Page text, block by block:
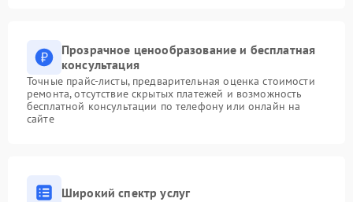
Прозрачное ценообразование и бесплатная
консультация
Точные прайс-листы, предварительная оценка стоимости
ремонта, отсутствие скрытых платежей и возможность
бесплатной консультации по телефону или онлайн на
сайте
Широкий спектр услуг